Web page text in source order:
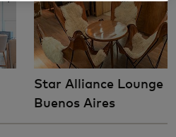
Star Alliance Lounge
Buenos Aires